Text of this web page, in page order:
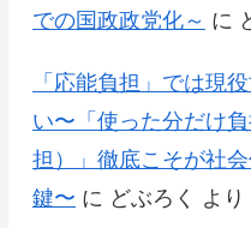
での国政政党化～ に
「応能負担」では現
い〜「使った分だけ
担）」徹底こそが社
鍵〜 に どぶろく より